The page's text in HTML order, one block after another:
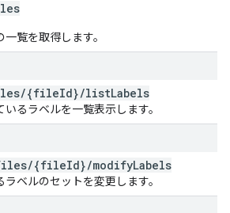
覧を取得します。
/{fileId}/listLabels
るラベルを一覧表示します。
/{fileId}/modifyLabels
ベルのセットを変更します。